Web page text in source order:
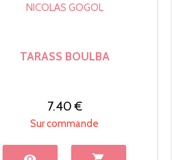
NICOLAS GOGOL
TARASS BOULBA
7.40 €
Sur commande